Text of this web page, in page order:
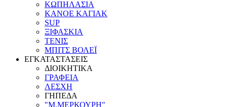
ΚΩΠΗΛΑΣΙΑ
ΚΑΝΟΕ ΚΑΓΙΑΚ
SUP
ΞΙΦΑΣΚΙΑ
ΤΕΝΙΣ
ΜΠΙΤΣ ΒΟΛΕΪ
ΕΓΚΑΤΑΣΤΑΣΕΙΣ
ΔΙΟΙΚΗΤΙΚΑ
ΓΡΑΦΕΙΑ
ΛΕΣΧΗ
ΓΗΠΕΔΑ
"Μ.ΜΕΡΚΟΥΡΗ"